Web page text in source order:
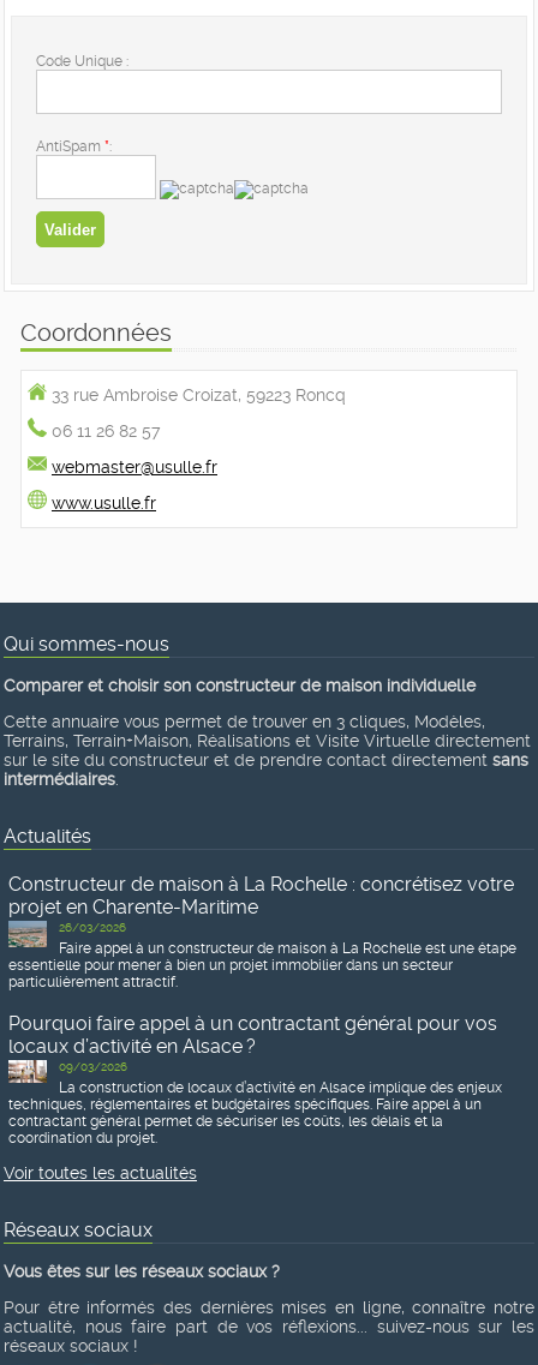
Code Unique :
AntiSpam *:
Coordonnées
33 rue Ambroise Croizat, 59223 Roncq
06 11 26 82 57
webmaster@usulle.fr
www.usulle.fr
Qui sommes-nous
Comparer et choisir son constructeur de maison individuelle
Cette annuaire vous permet de trouver en 3 cliques, Modèles,
Terrains, Terrain+Maison, Réalisations et Visite Virtuelle directement
sur le site du constructeur et de prendre contact directement sans
intermédiaires
Actualités
Constructeur de maison à La Rochelle : concrétisez votre
projet en Charente-Maritime
26/03/2026
Faire appel à un constructeur de maison à La Rochelle est une étape
essentielle pour mener à bien un projet immobilier dans un secteur
particulièrement attractif.
Pourquoi faire appel à un contractant général pour vos
locaux d’activité en Alsace ?
09/03/2026
La construction de locaux d’activité en Alsace implique des enjeux
techniques, réglementaires et budgétaires spécifiques. Faire appel à un
contractant général permet de sécuriser les coûts, les délais et la
coordination du projet.
Voir toutes les actualités
Réseaux sociaux
Vous êtes sur les réseaux sociaux ?
Pour être informés des dernières mises en ligne, connaître notre
actualité, nous faire part de vos réflexions... suivez-nous sur les
réseaux sociaux !